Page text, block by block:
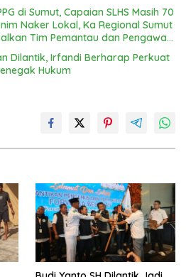
di Sumut, Capaian SLHS Masih 70
Naker Lokal, Ka Regional Sumut
Tim Pemantau dan Pengawas
Dilantik, Irfandi Berharap Perkuat
Hukum